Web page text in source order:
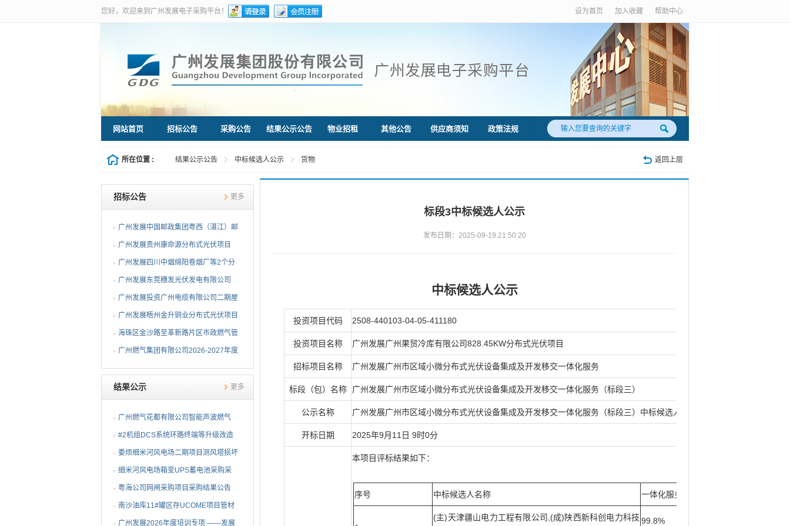
您好，欢迎来到广州发展电子采购平台！ 设为首页 加入收藏 帮助中心
网站首页 招标公告 采购公告 结果公示公告 物业招租 其他公告 供应商须知 政策法规
所在位置 : 结果公示公告 中标候选人公示 货物 返回上层
标段3中标候选人公示
发布日期：2025-09-19 21:50:20
中标候选人公示
投资项目代码 2508-440103-04-05-411180
投资项目名称 广州发展广州果贸冷库有限公司828.45KW分布式光伏项目
招标项目名称 广州发展广州市区域小微分布式光伏设备集成及开发移交一体化服务
标段（包）名称 广州发展广州市区域小微分布式光伏设备集成及开发移交一体化服务（标段三）
公示名称 广州发展广州市区域小微分布式光伏设备集成及开发移交一体化服务（标段三）中标候选人公示
开标日期 2025年9月11日 9时0分
本项目评标结果如下：
序号 中标候选人名称 一体化服务综合单价报价费率（含税）
(主)天津疆山电力工程有限公司,(成)陕西新科创电力科技 99.8%
招标公告 更多
广州发展中国邮政集团粤西（湛江）邮
件处理中心等3个分布...
广州发展贵州康命源分布式光伏项目
EPC总承包（第二次招标...
广州发展四川中烟绵阳卷烟厂等2个分
布式光伏项目EPC总承包...
广州发展东莞穗发光伏发电有限公司
（广州港新沙港务有限公...
广州发展投资广州电缆有限公司二期屋
顶分布式光伏项目EPC...
广州发展梧州金升铜业分布式光伏项目
EPC总承包招标公告
海珠区金沙路至革新路片区市政燃气管
网更新工程招标公告
广州燃气集团有限公司2026-2027年度
燃气用埋地聚乙烯（PE1...
结果公示 更多
广州燃气花都有限公司智能声波燃气
PE管道定位仪采购项目采...
#2机组DCS系统环路终端等升级改造
物资公开询比采购采购结...
娄烦细米河风电场二期项目测风塔损坏
设备采购采购结果公告
细米河风电场箱变UPS蓄电池采购采
购结果公告
粤海公司网闸采购项目采购结果公告
南沙油库11#罐区存UCOME项目管材
采购采购结果公告
广州发展2026年度培训专项 ——发展